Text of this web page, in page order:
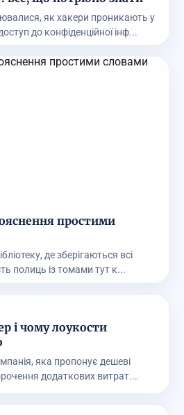
як хакери проникають у
до конфіденційної інф...
простими
де зберігаються всі
полиць із томами тут к...
і чому лоукости
яка пропонує дешеві
додаткових витрат.